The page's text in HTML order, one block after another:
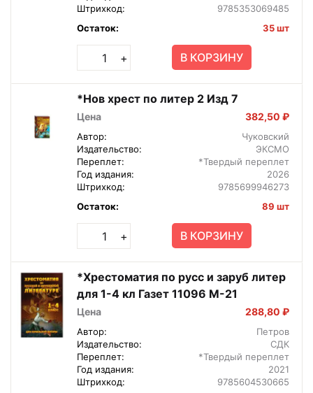
Штрихкод:
9785353069485
Остаток:
35 шт
+ В КОРЗИНУ
*Нов хрест по литер 2 Изд 7
Цена 382,50 ₽
Автор:
Чуковский
Издательство:
ЭКСМО
Переплет:
*Твердый переплет
Год издания:
2026
Штрихкод:
9785699946273
Остаток:
89 шт
+ В КОРЗИНУ
*Хрестоматия по русс и заруб литер
для 1-4 кл Газет 11096 М-21
Цена 288,80 ₽
Автор:
Петров
Издательство:
СДК
Переплет:
*Твердый переплет
Год издания:
2021
Штрихкод:
9785604530665